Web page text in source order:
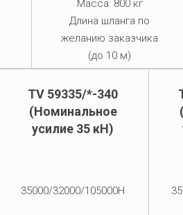
Масса: 800 кг
Длина шланга по
желанию заказчика
(до 10 м)
TV 59335/*-340
(Номинальное
усилие 35 кН)
35000/32000/105000Н